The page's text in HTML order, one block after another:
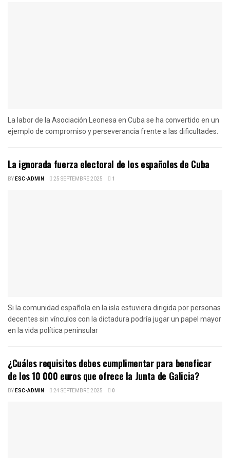
La labor de la Asociación Leonesa en Cuba se ha convertido en un
ejemplo de compromiso y perseverancia frente a las dificultades.
La ignorada fuerza electoral de los españoles de Cuba
BYESC-ADMIN 25 SEPTEMBRE 2025 1
Si la comunidad española en la isla estuviera dirigida por personas
decentes sin vínculos con la dictadura podría jugar un papel mayor
en la vida política peninsular
¿Cuáles requisitos debes cumplimentar para beneficar
de los 10 000 euros que ofrece la Junta de Galicia?
BYESC-ADMIN 24 SEPTEMBRE 2025 0